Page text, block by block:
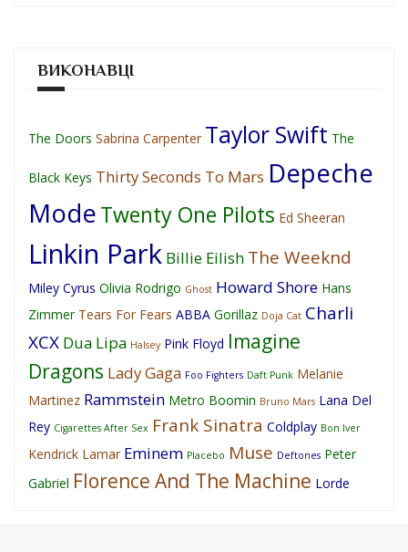
ВИКОНАВЦІ
The Doors Sabrina Carpenter Taylor Swift The
Black Keys Thirty Seconds To Mars Depeche
ModeTwenty One Pilots Ed Sheeran
Linkin Park Billie Eilish The Weeknd
Miley Cyrus Olivia Rodrigo Ghost Howard Shore Hans
Zimmer Tears For Fears ABBA Gorillaz Doja Cat Charli
XCX Dua Lipa Halsey Pink Floyd Imagine
Dragons Lady Gaga Foo Fighters Daft Punk Melanie
Martinez Rammstein Metro Boomin Bruno Mars Lana Del
Rey Cigarettes After Sex Frank Sinatra Coldplay Bon Iver
Kendrick Lamar Eminem Placebo Muse Deftones Peter
Gabriel Florence And The Machine Lorde